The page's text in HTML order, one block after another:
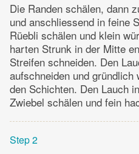
Die Randen schälen, dann
und anschliessend in feine
Rüebli schälen und klein
harten Strunk in der Mitte
Streifen schneiden. Den
aufschneiden und
den Schichten. Den Lauch
Zwiebel schälen und fein
Step 2